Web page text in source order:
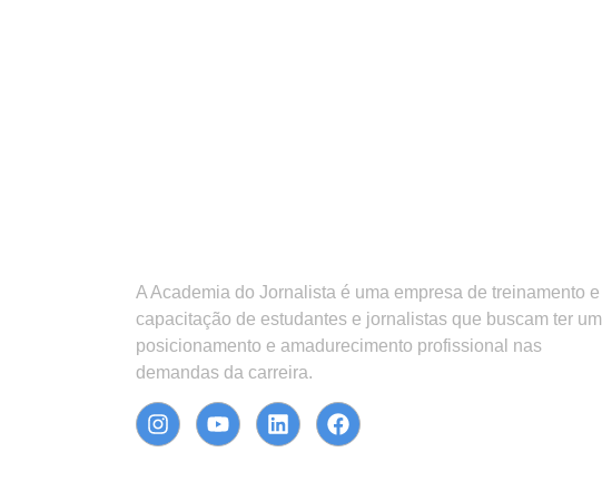
A Academia do Jornalista é uma empresa de treinamento e
capacitação de estudantes e jornalistas que buscam ter um
posicionamento e amadurecimento profissional nas
demandas da carreira.